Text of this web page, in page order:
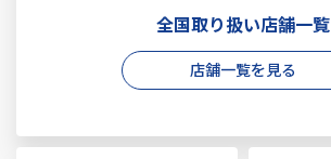
全国取り扱い店舗一覧
店舗一覧を見る